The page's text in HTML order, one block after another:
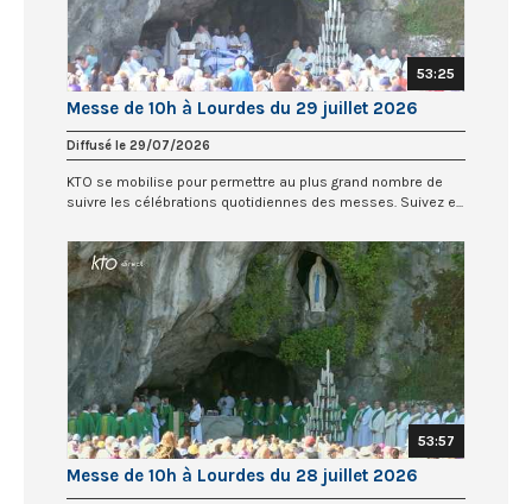
53:25
Messe de 10h à Lourdes du 29 juillet 2026
Diffusé le 29/07/2026
KTO se mobilise pour permettre au plus grand nombre de
suivre les célébrations quotidiennes des messes. Suivez e...
53:57
Messe de 10h à Lourdes du 28 juillet 2026